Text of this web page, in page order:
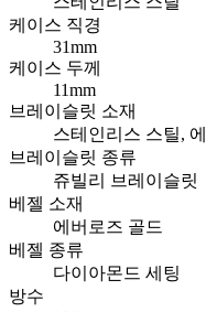
케이스 직경
31mm
케이스 두께
11mm
브레이슬릿 소재
스테인리스 스틸,
브레이슬릿 종류
쥬빌리 브레이슬릿
베젤 소재
에버로즈 골드
베젤 종류
다이아몬드 세팅
방수